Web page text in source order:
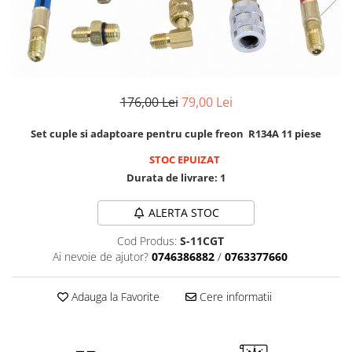
Dispozitive de sablat & accesorii
Dispozitive spalat piese
Cutii pentru scule
Dulapuri pentru scule
Echipamente De Sudura
Aparate taiere cu plasma
Magneti fixare sudura
Sudura In Puncte
Tubulare de impact 3/4
Tubulare 1/2
Tubulare 1/2 bihexagonale
176,00 Lei 79,00 Lei
Set cuple si adaptoare pentru cuple freon R134A 11 piese
STOC EPUIZAT
Durata de livrare: 1
ALERTA STOC
Cod Produs: S-11CGT
Ai nevoie de ajutor? 0746386882 / 0763377660
Adauga la Favorite Cere informatii